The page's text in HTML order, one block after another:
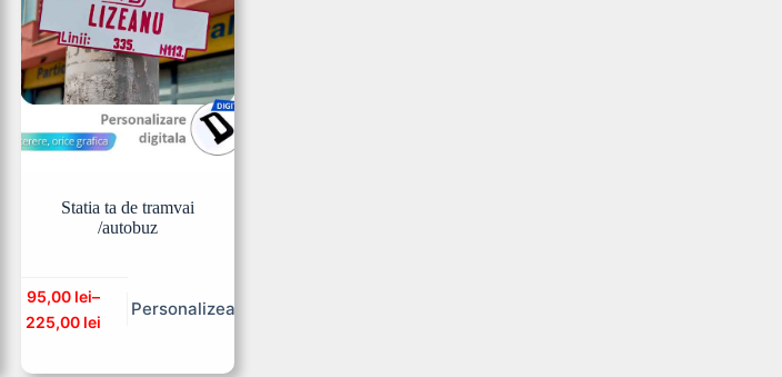
Statia ta de tramvai
/autobuz
95,00 lei–
225,00 lei
Personalizeaza